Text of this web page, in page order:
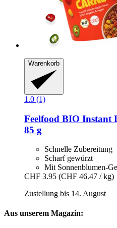
Warenkorb
1.0 (1)
Feelfood BIO Instant
85 g
Schnelle Zubereitung
Scharf gewürzt
Mit Sonnenblumen-
CHF 3.95 (CHF 46.47 / kg)
Zustellung bis 14. August
Aus unserem Magazin: